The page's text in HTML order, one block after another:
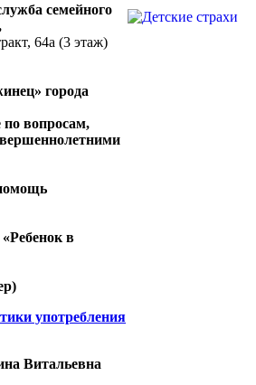
семейного
64а (3 этаж)
города
по вопросам,
в
употребления
Витальевна